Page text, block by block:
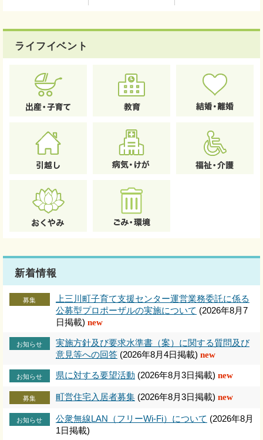
ライフイベント
新着情報
募集
上三川町子育て支援センター運営業務委託に係る
公募型プロポーザルの実施について (2026年8月7
日掲載) new
お知らせ
実施方針及び要求水準書（案）に関する質問及び
意見等への回答 (2026年8月4日掲載) new
お知らせ 県に対する要望活動 (2026年8月3日掲載) new
募集 町営住宅入居者募集 (2026年8月3日掲載) new
お知らせ 公衆無線LAN（フリーWi-Fi）について (2026年8月
1日掲載)